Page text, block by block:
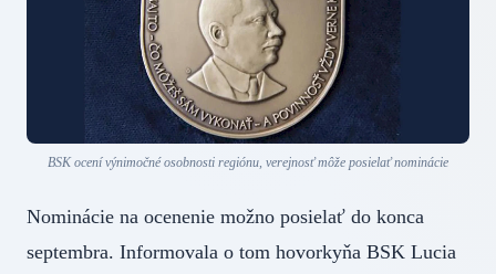
BSK ocení výnimočné osobnosti regiónu, verejnosť môže posielať nominácie
Nominácie na ocenenie možno posielať do konca
septembra. Informovala o tom hovorkyňa BSK Lucia